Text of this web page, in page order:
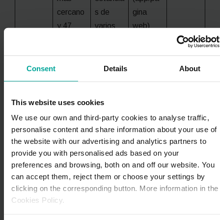
Consent Details About
This website uses cookies
We use our own and third-party cookies to analyse traffic,
personalise content and share information about your use of
the website with our advertising and analytics partners to
provide you with personalised ads based on your
preferences and browsing, both on and off our website. You
can accept them, reject them or choose your settings by
clicking on the corresponding button. More information in the
Cookies Policy.
cercano
y 47
lejano.
te
se tarda
una
media
de poco
más de
s de
varios
la Feria
de Abril
gina
web)